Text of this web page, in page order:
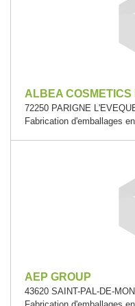
ALBEA COSMETICS
72250 PARIGNE
Fabrication d'emballages
AEP GROUP
43620 SAINT-PAL-DE-